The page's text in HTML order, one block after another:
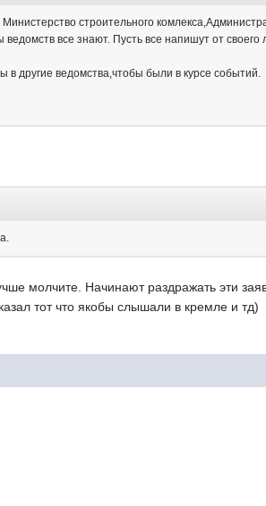
строительного
все знают. Пусть все напишут от своего
в другие ведомства,чтобы были в курсе событий.
молчите. Начинают раздражать эти
тот что якобы слышали в кремле и тд)